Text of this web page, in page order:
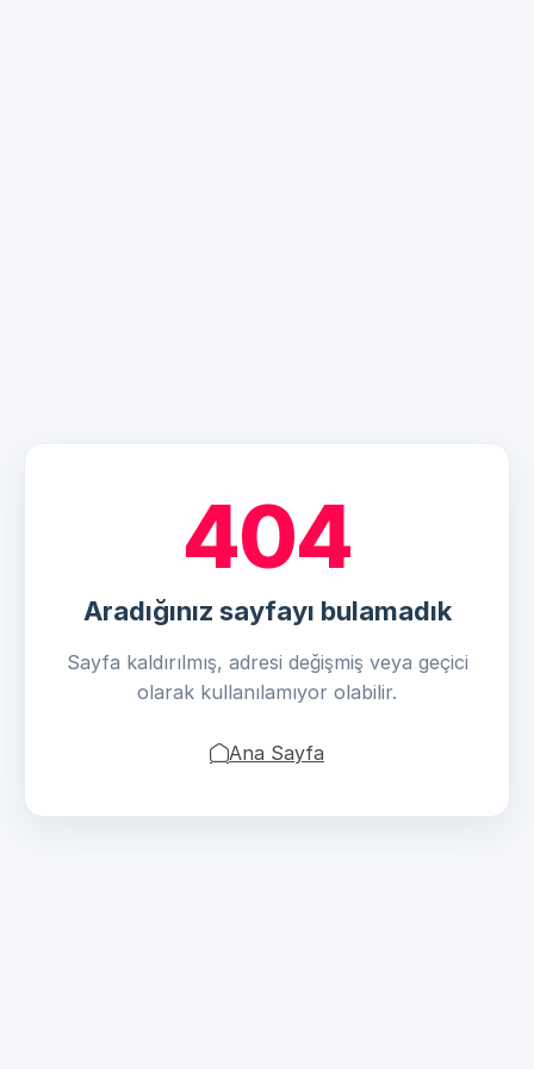
404
Aradığınız sayfayı bulamadık
Sayfa kaldırılmış, adresi değişmiş veya geçici
olarak kullanılamıyor olabilir.
Ana Sayfa